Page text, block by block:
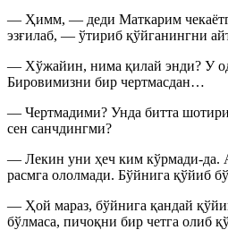
— Ҳимм, — деди Маткарим
эзғилаб, — ўтириб қўйганингни
— Хўжайин, нима қилай энди? У
Бировимизни бир чертмасдан…
— Чертмадими? Унда битта
сен санчдингми?
— Лекин уни ҳеч ким кўрмади-да.
расмга ололмади. Бўйнига қўйиб
— Ҳой мараз, бўйнига қандай
бўлмаса, пичоқни бир четга олиб